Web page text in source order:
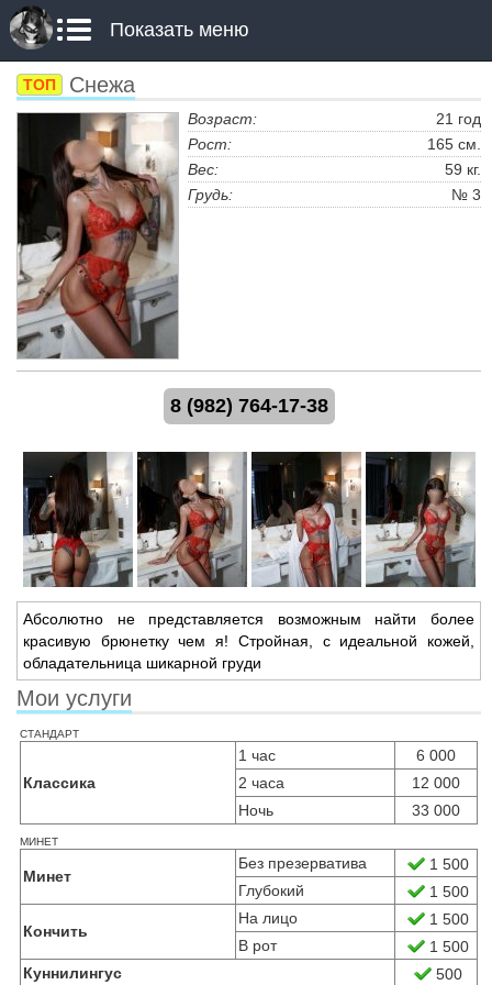
Показать меню
ТОП Снежа
Возраст:
21 год
Рост:
165 см.
Вес:
59 кг.
Грудь:
№ 3
8 (982) 764-17-38
Абсолютно не представляется возможным найти более
красивую брюнетку чем я! Стройная,
с идеальной кожей,
обладательница шикарной груди
Мои услуги
стандарт
Классика
1 час
6 000
2 часа
12 000
Ночь
33 000
минет
Минет
Без презерватива
1 500
Глубокий
1 500
Кончить
На лицо
1 500
В рот
1 500
Куннилингус
500